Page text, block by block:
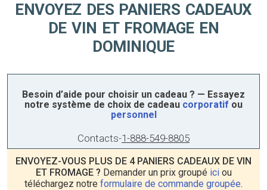
ENVOYEZ DES PANIERS CADEAUX
DE VIN ET FROMAGE EN
DOMINIQUE
Besoin d’aide pour choisir un cadeau ? — Essayez
notre système de choix de cadeau corporatif ou
personnel
Contacts-1-888-549-8805
ENVOYEZ-VOUS PLUS DE 4 PANIERS CADEAUX DE VIN
ET FROMAGE ? Demander un prix groupé iciou
téléchargez notre formulaire de commande groupée.